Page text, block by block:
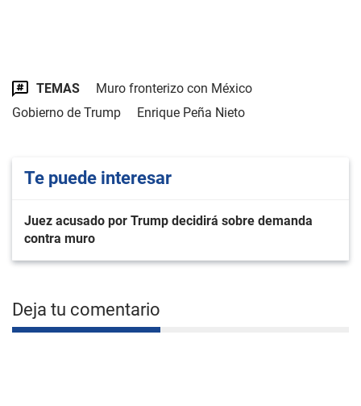
TEMAS
Muro fronterizo con México
Gobierno de Trump
Enrique Peña Nieto
Te puede interesar
Juez acusado por Trump decidirá sobre demanda
contra muro
Deja tu comentario